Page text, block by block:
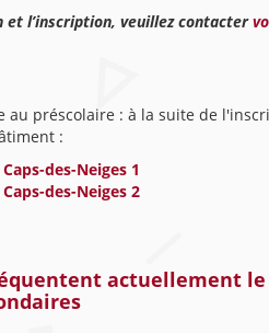
et l’inscription, veuillez contacter
au préscolaire : à la suite de
:
Caps-des-Neiges 1
Caps-des-Neiges 2
actuellement